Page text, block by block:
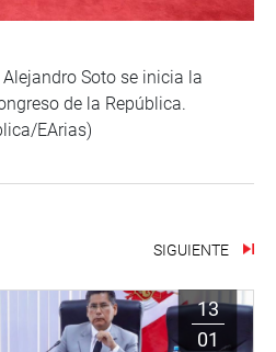
Soto se inicia la
de la República.
EArias)
SIGUIENTE
13
01